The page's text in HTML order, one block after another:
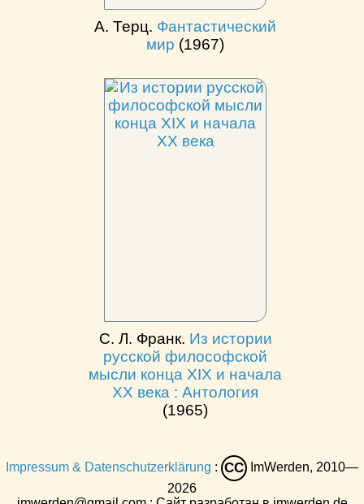
А. Терц. Фантастический
мир (1967)
С. Л. Франк. Из истории
русской философской
мысли конца XIX и начала
XX века : Антология
(1965)
Impressum & Datenschutzerklärung : CC
ImWerden, 2010—
2026